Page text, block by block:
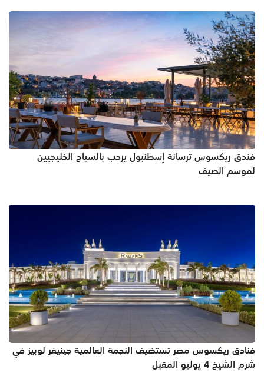
فندق ريكسوس ترسانة إسطنبول يرحب بالسياح الخليجيين
لموسم الصيف
فنادق ريكسوس مصر تستضيف النجمة العالمية جينيفر لوبيز في
شرم الشيخ 4 يوليو المقبل